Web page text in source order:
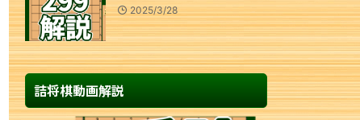
2025/3/28
詰将棋動画解説